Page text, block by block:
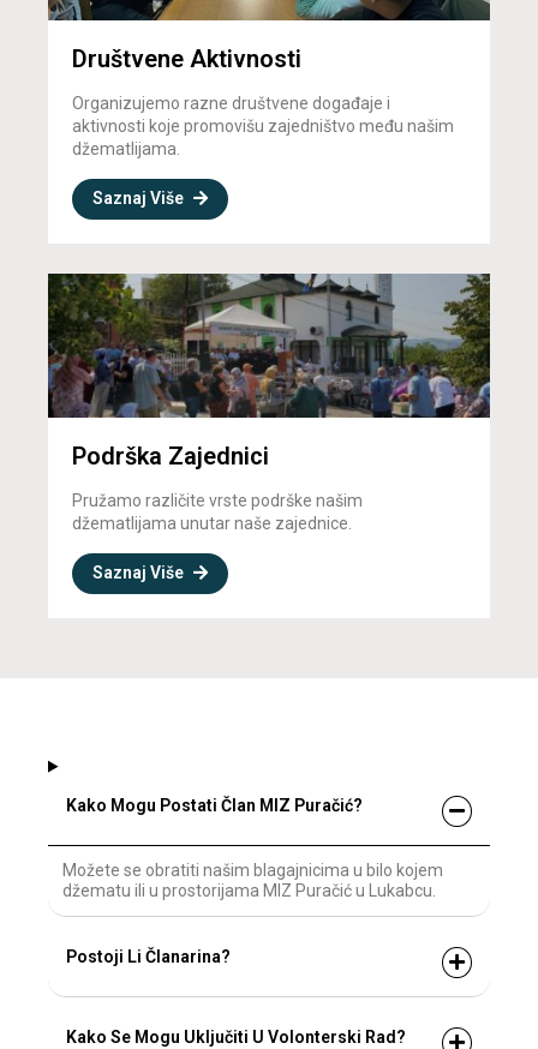
Društvene Aktivnosti
Organizujemo razne društvene događaje i
aktivnosti koje promovišu zajedništvo među našim
džematlijama.
Saznaj Više
Podrška Zajednici
Pružamo različite vrste podrške našim
džematlijama unutar naše zajednice.
Saznaj Više
Kako Mogu Postati Član MIZ Puračić?
Možete se obratiti našim blagajnicima u bilo kojem
džematu ili u prostorijama MIZ Puračić u Lukabcu.
Postoji Li Članarina?
Kako Se Mogu Uključiti U Volonterski Rad?